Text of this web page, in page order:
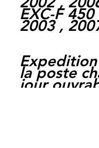
EXC-F 450
2003 ,
la poste
jour